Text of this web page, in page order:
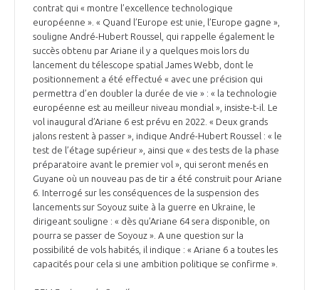
contrat qui « montre l’excellence technologique
européenne ». « Quand l’Europe est unie, l’Europe gagne »,
souligne André-Hubert Roussel, qui rappelle également le
succès obtenu par Ariane il y a quelques mois lors du
lancement du télescope spatial James Webb, dont le
positionnement a été effectué « avec une précision qui
permettra d’en doubler la durée de vie » : « la technologie
européenne est au meilleur niveau mondial », insiste-t-il. Le
vol inaugural d’Ariane 6 est prévu en 2022. « Deux grands
jalons restent à passer », indique André-Hubert Roussel : « le
test de l’étage supérieur », ainsi que « des tests de la phase
préparatoire avant le premier vol », qui seront menés en
Guyane où un nouveau pas de tir a été construit pour Ariane
6. Interrogé sur les conséquences de la suspension des
lancements sur Soyouz suite à la guerre en Ukraine, le
dirigeant souligne : « dès qu’Ariane 64 sera disponible, on
pourra se passer de Soyouz ». A une question sur la
possibilité de vols habités, il indique : « Ariane 6 a toutes les
capacités pour cela si une ambition politique se confirme ».